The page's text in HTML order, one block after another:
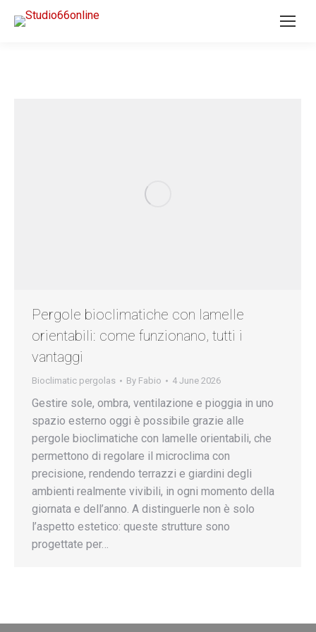
Pergole bioclimatiche con lamelle
orientabili: come funzionano, tutti i
vantaggi
Bioclimatic pergolas By Fabio 4 June 2026
Gestire sole, ombra, ventilazione e pioggia in uno
spazio esterno oggi è possibile grazie alle
pergole bioclimatiche con lamelle orientabili, che
permettono di regolare il microclima con
precisione, rendendo terrazzi e giardini degli
ambienti realmente vivibili, in ogni momento della
giornata e dell’anno. A distinguerle non è solo
l’aspetto estetico: queste strutture sono
progettate per…